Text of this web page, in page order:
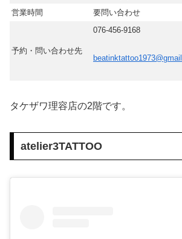
営業時間
要問い合わせ
予約・問い合わせ先
076-456-9168
タケザワ理容店の2階です。
atelier3TATTOO